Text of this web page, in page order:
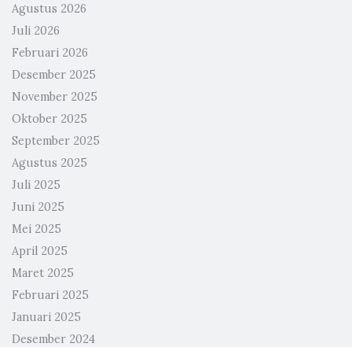
Agustus 2026
Juli 2026
Februari 2026
Desember 2025
November 2025
Oktober 2025
September 2025
Agustus 2025
Juli 2025
Juni 2025
Mei 2025
April 2025
Maret 2025
Februari 2025
Januari 2025
Desember 2024